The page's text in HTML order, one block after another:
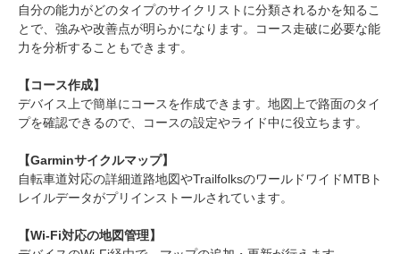
自分の能力がどのタイプのサイクリストに分類されるかを知るこ
とで、強みや改善点が明らかになります。コース走破に必要な能
力を分析することもできます。
【コース作成】
デバイス上で簡単にコースを作成できます。地図上で路面のタイ
プを確認できるので、コースの設定やライド中に役立ちます。
【Garminサイクルマップ】
自転車道対応の詳細道路地図やTrailfolksのワールドワイドMTBト
レイルデータがプリインストールされています。
【Wi-Fi対応の地図管理】